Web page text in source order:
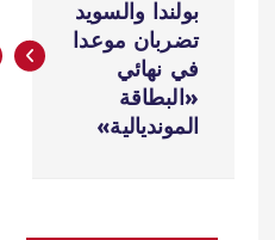
صبولندا والسويد
تضربان موعدا
في نهائي
«البطاقة
المونديالية»